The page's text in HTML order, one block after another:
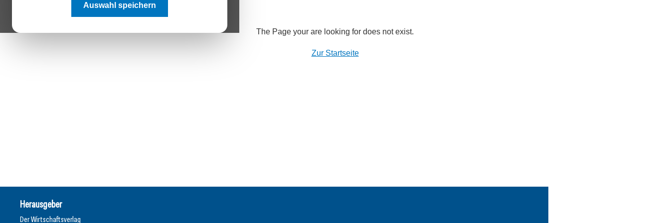
Auswahl speichern
The Page your are looking for does not exist.
Zur Startseite
Herausgeber
Der Wirtschaftsverlag